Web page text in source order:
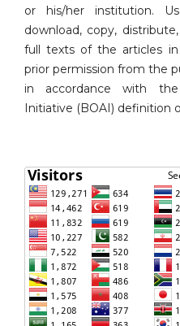
or his/her institution.
download, copy,
full texts of the articles
prior permission from the
in accordance with
Initiative (BOAI) definition